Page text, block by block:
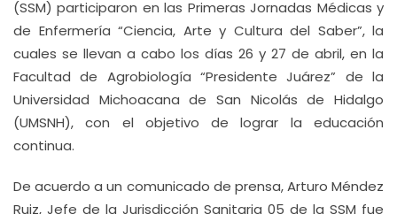
(SSM) participaron en las Primeras Jornadas Médicas y
de Enfermería “Ciencia, Arte y Cultura del Saber”, la
cuales se llevan a cabo los días 26 y 27 de abril, en la
Facultad de Agrobiología “Presidente Juárez” de la
Universidad Michoacana de San Nicolás de Hidalgo
(UMSNH), con el objetivo de lograr la educación
continua.
De acuerdo a un comunicado de prensa, Arturo Méndez
Ruiz, Jefe de la Jurisdicción Sanitaria 05 de la SSM fue